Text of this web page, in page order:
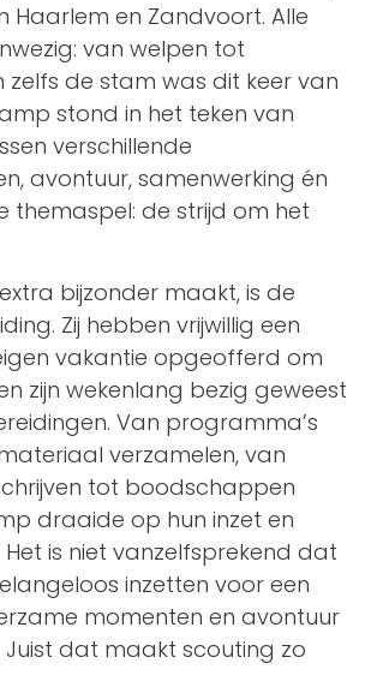
Haarlem en Zandvoort. Alle
van welpen tot
zelfs de stam was dit keer van
stond in het teken van
verschillende
avontuur, samenwerking én
themaspel: de strijd om het
bijzonder maakt, is de
Zij hebben vrijwillig een
vakantie opgeofferd om
zijn wekenlang bezig geweest
Van programma’s
verzamelen, van
tot boodschappen
draaide op hun inzet en
is niet vanzelfsprekend dat
inzetten voor een
momenten en avontuur
dat maakt scouting zo